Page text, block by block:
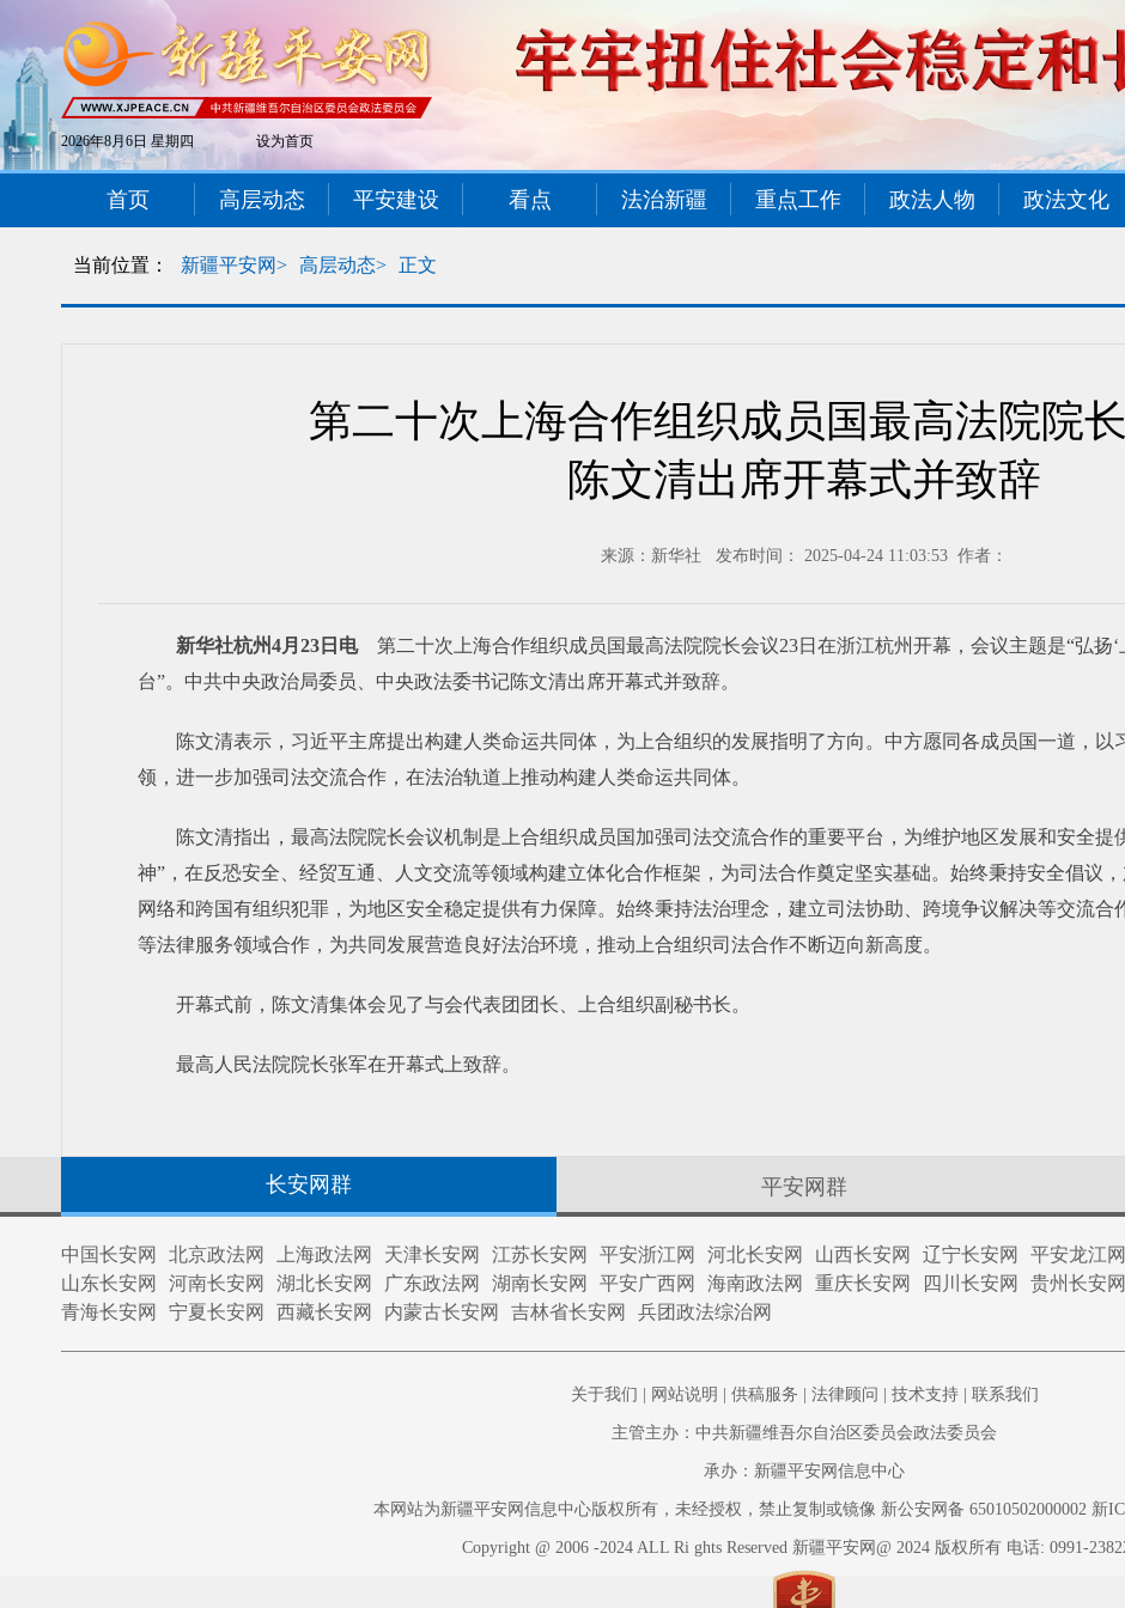
2026年8月6日 星期四 设为首页
首页 高层动态 平安建设 看点 法治新疆 重点工作 政法人物 政法文化
当前位置： 新疆平安网> 高层动态> 正文
第二十次上海合作组织成员国最高法院院
陈文清出席开幕式并致辞
来源：新华社 发布时间： 2025-04-24 11:03:53 作者：
新华社杭州4月23日电第二十次上海合作组织成员国最高法院院长会议23日在浙江杭州开幕，会议主题是“弘扬‘
台”。中共中央政治局委员、中央政法委书记陈文清出席开幕式并致辞。
陈文清表示，习近平主席提出构建人类命运共同体，为上合组织的发展指明了方向。中方愿同各成员国一道，以
领，进一步加强司法交流合作，在法治轨道上推动构建人类命运共同体。
陈文清指出，最高法院院长会议机制是上合组织成员国加强司法交流合作的重要平台，为维护地区发展和安全提
神”，在反恐安全、经贸互通、人文交流等领域构建立体化合作框架，为司法合作奠定坚实基础。始终秉持安全倡议
网络和跨国有组织犯罪，为地区安全稳定提供有力保障。始终秉持法治理念，建立司法协助、跨境争议解决等交流
等法律服务领域合作，为共同发展营造良好法治环境，推动上合组织司法合作不断迈向新高度。
开幕式前，陈文清集体会见了与会代表团团长、上合组织副秘书长。
最高人民法院院长张军在开幕式上致辞。
长安网群
中国长安网 北京政法网 上海政法网 天津长安网 江苏长安网 平安浙江网 河北长安网 山西长安网 辽宁长安网 平安龙江网
山东长安网
河南长安网 湖北长安网 广东政法网 湖南长安网 平安广西网 海南政法网 重庆长安网 四川长安网 贵州长安网
青海长安网
宁夏长安网 西藏长安网 内蒙古长安网 吉林省长安网 兵团政法综治网
平安网群
关于我们 网站说明 供稿服务 法律顾问 技术支持| 联系我们
主管主办：中共新疆维吾尔自治区委员会政法委员会
承办：新疆平安网信息中心
本网站为新疆平安网信息中心版权所有，未经授权，禁止复制或镜像 新公安网备 65010502000002 新
Copyright @ 2006 -2024 ALL Ri ghts Reserved 新疆平安网@ 2024 版权所有 电话: 0991-